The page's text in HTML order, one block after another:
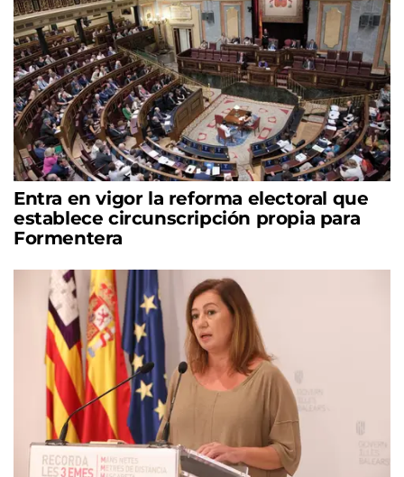
Entra en vigor la reforma electoral que
establece circunscripción propia para
Formentera